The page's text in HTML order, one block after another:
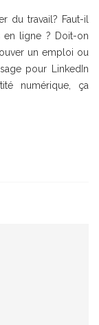
du travail? Faut-il
en ligne ? Doit-on
un emploi ou
pour LinkedIn
numérique, ça